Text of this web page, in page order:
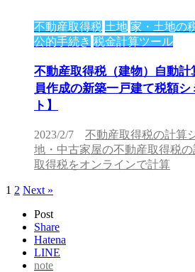
不動産取得税 土地 家・土地の
公的手続き 税金計算ツール
不動産取得税（建物）自動
員作成の新築一戸建て税額
ト】
2023/2/7 不動産取得税の計算
地・中古家屋の不動産取得税
取得税をオンラインで計算
1 2 Next »
Post
Share
Hatena
LINE
note